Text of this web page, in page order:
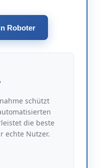
Roboter
schützt
die beste
echte Nutzer.